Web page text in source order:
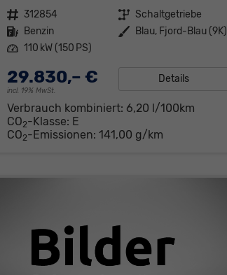
Fahrzeugnr. 312854 Getriebe Schaltgetriebe
Kraftstoff Benzin Außenfarbe Blau, Fjord-Blau (9K)
Leistung 110 kW (150 PS)
29.830,– €
incl. 19% MwSt.
Details
Verbrauch kombiniert: 6,20 l/100km
CO2-Klasse: E
CO2-Emissionen: 141,00 g/km